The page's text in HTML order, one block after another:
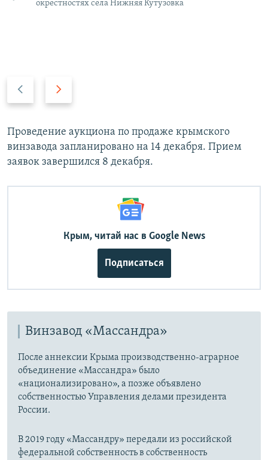
окрестностях села Нижняя Кутузовка
д
ы
д
щ
д
д
у
ю
и
Проведение аукциона по продаже крымского
винзавода запланировано на 14 декабря. Прием
заявок завершился 8 декабря.
Крым, читай нас в Google News
Подписаться
Винзавод «Массандра»
После аннексии Крыма производственно-аграрное
объединение «Массандра» было
«национализировано», а позже объявлено
собственностью Управления делами президента
России.
В 2019 году «Массандру» передали из российской
федеральной собственность в собственность